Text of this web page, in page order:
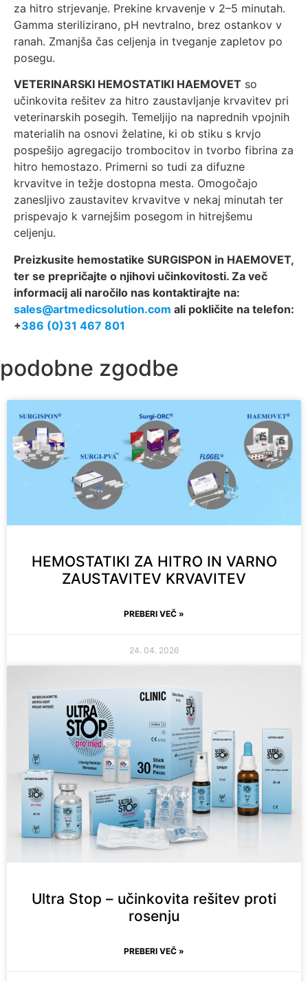
za hitro strjevanje. Prekine krvavenje v 2–5 minutah.
Gamma sterilizirano, pH nevtralno, brez ostankov v
ranah. Zmanjša čas celjenja in tveganje zapletov po
posegu.
VETERINARSKI HEMOSTATIKI HAEMOVET so
učinkovita rešitev za hitro zaustavljanje krvavitev pri
veterinarskih posegih. Temeljijo na naprednih vpojnih
materialih na osnovi želatine, ki ob stiku s krvjo
pospešijo agregacijo trombocitov in tvorbo fibrina za
hitro hemostazo. Primerni so tudi za difuzne
krvavitve in težje dostopna mesta. Omogočajo
zanesljivo zaustavitev krvavitve v nekaj minutah ter
prispevajo k varnejšim posegom in hitrejšemu
celjenju.
Preizkusite hemostatike SURGISPON in HAEMOVET,
ter se prepričajte o njihovi učinkovitosti. Za več
informacij ali naročilo nas kontaktirajte na:
sales@artmedicsolution.com ali pokličite na telefon:
+386 (0)31 467 801
podobne zgodbe
HEMOSTATIKI ZA HITRO IN VARNO
ZAUSTAVITEV KRVAVITEV
PREBERI VEČ »
24. 04. 2026
Ultra Stop – učinkovita rešitev proti
rosenju
PREBERI VEČ »